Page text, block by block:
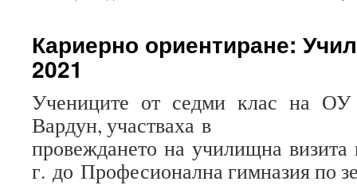
Кариерно ориентиране:
2021
Учениците от седми клас на ОУ
Вардун, участваха в
провеждането на училищна
г. до Професионална гимназия по